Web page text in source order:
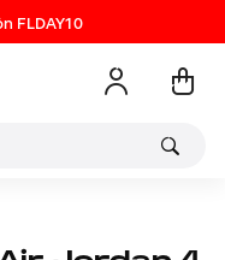
FLDAY10